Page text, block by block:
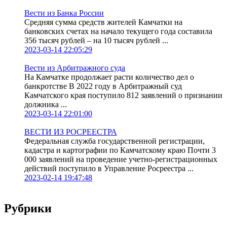
Вести из Банка России
Средняя сумма средств жителей Камчатки на
банковских счетах на начало текущего года составила
356 тысяч рублей – на 10 тысяч рублей ...
2023-03-14 22:05:29
Вести из Арбитражного суда
На Камчатке продолжает расти количество дел о
банкротстве В 2022 году в Арбитражный суд
Камчатского края поступило 812 заявлений о признании
должника ...
2023-03-14 22:01:00
ВЕСТИ ИЗ РОСРЕЕСТРА
Федеральная служба государственной регистрации,
кадастра и картографии по Камчатскому краю Почти 3
000 заявлений на проведение учетно-регистрационных
действий поступило в Управление Росреестра ...
2023-02-14 19:47:48
Рубрики